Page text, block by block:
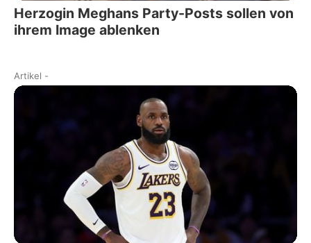
Herzogin Meghans Party-Posts sollen von
ihrem Image ablenken
Artikel -